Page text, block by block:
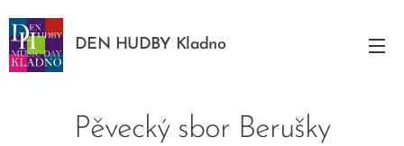
DEN HUDBY Kladno
Pěvecký sbor Berušky